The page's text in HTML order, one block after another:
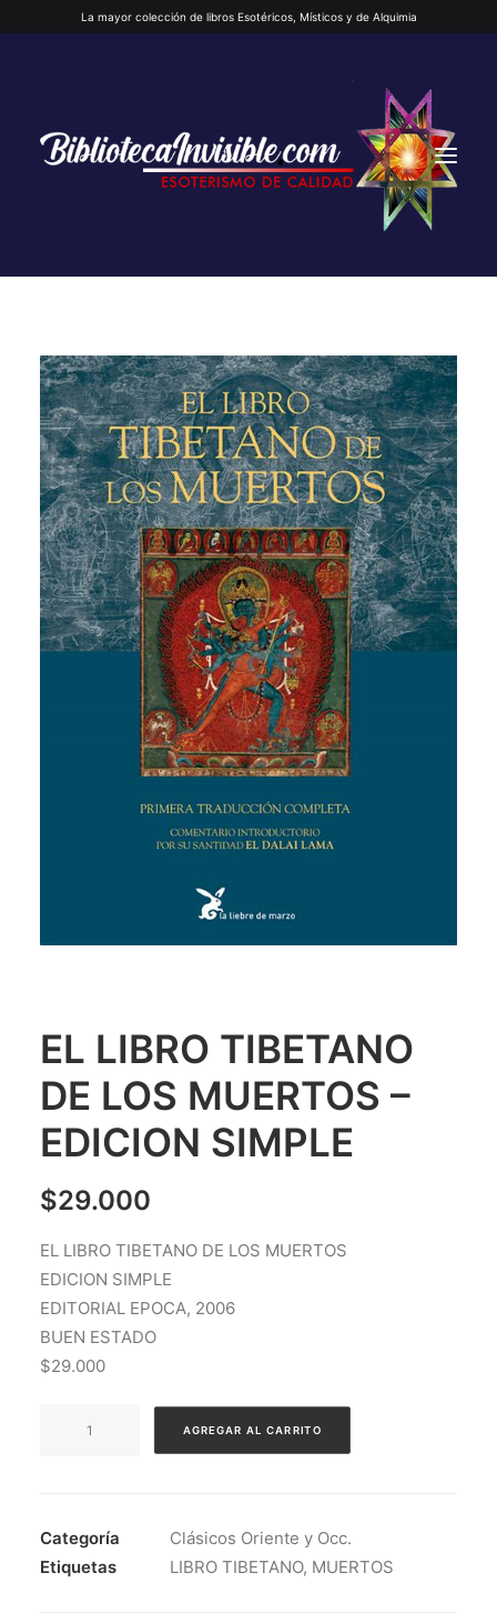
La mayor colección de libros Esotéricos, Místicos y de Alquimia
INICIO
QUIENES SOMOS
CATEGORÍAS
AUTORES DESTACADOS
LOGIN / REGISTER
EL LIBRO TIBETANO
DE LOS MUERTOS –
EDICION SIMPLE
$29.000
EL LIBRO TIBETANO DE LOS MUERTOS
EDICION SIMPLE
EDITORIAL EPOCA, 2006
BUEN ESTADO
$29.000
LOS
MUERTOS
AGREGAR AL CARRITO
Categoría
Clásicos Oriente y Occ.
Etiquetas
LIBRO TIBETANO, MUERTOS